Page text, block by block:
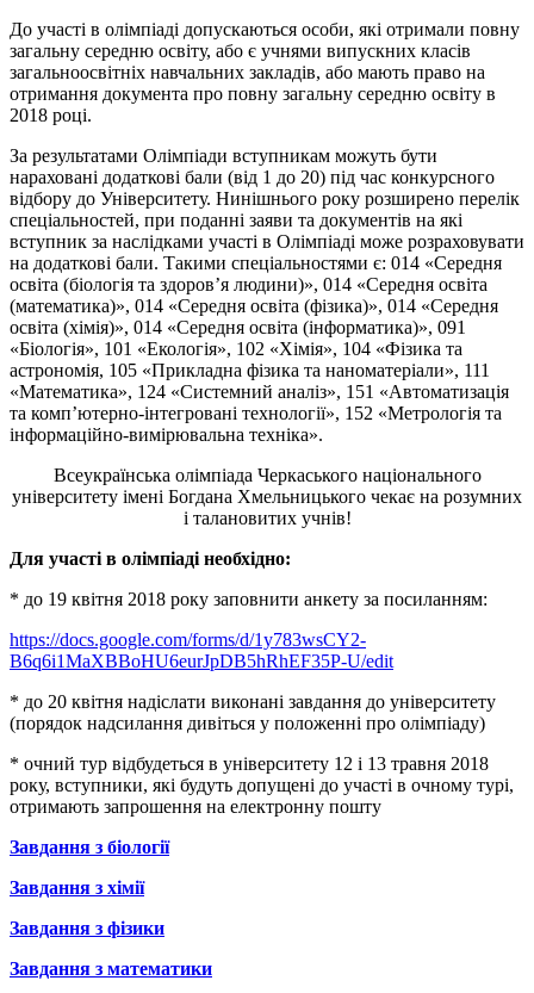
До участі в олімпіаді допускаються особи, які отримали повну
загальну середню освіту, або є учнями випускних класів
загальноосвітніх навчальних закладів, або мають право на
отримання документа про повну загальну середню освіту в
2018 році.
За результатами Олімпіади вступникам можуть бути
нараховані додаткові бали (від 1 до 20) під час конкурсного
відбору до Університету. Нинішнього року розширено перелік
спеціальностей, при поданні заяви та документів на які
вступник за наслідками участі в Олімпіаді може розраховувати
на додаткові бали. Такими спеціальностями є: 014 «Середня
освіта (біологія та здоров’я людини)», 014 «Середня освіта
(математика)», 014 «Середня освіта (фізика)», 014 «Середня
освіта (хімія)», 014 «Середня освіта (інформатика)», 091
«Біологія», 101 «Екологія», 102 «Хімія», 104 «Фізика та
астрономія, 105 «Прикладна фізика та наноматеріали», 111
«Математика», 124 «Системний аналіз», 151 «Автоматизація
та комп’ютерно-інтегровані технології», 152 «Метрологія та
інформаційно-вимірювальна техніка».
Всеукраїнська олімпіада Черкаського національного
університету імені Богдана Хмельницького чекає на розумних
і талановитих учнів!
Для участі в олімпіаді необхідно:
* до 19 квітня 2018 року заповнити анкету за посиланням:
https://docs.google.com/forms/d/1y783wsCY2-
B6q6i1MaXBBoHU6eurJpDB5hRhEF35P-U/edit
* до 20 квітня надіслати виконані завдання до університету
(порядок надсилання дивіться у положенні про олімпіаду)
* очний тур відбудеться в університету 12 і 13 травня 2018
року, вступники, які будуть допущені до участі в очному турі,
отримають запрошення на електронну пошту
Завдання з біології
Завдання з хімії
Завдання з фізики
Завдання з математики